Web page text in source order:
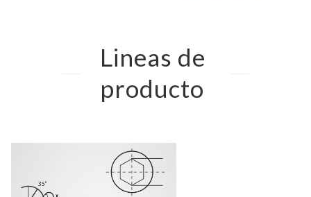
Lineas de
producto